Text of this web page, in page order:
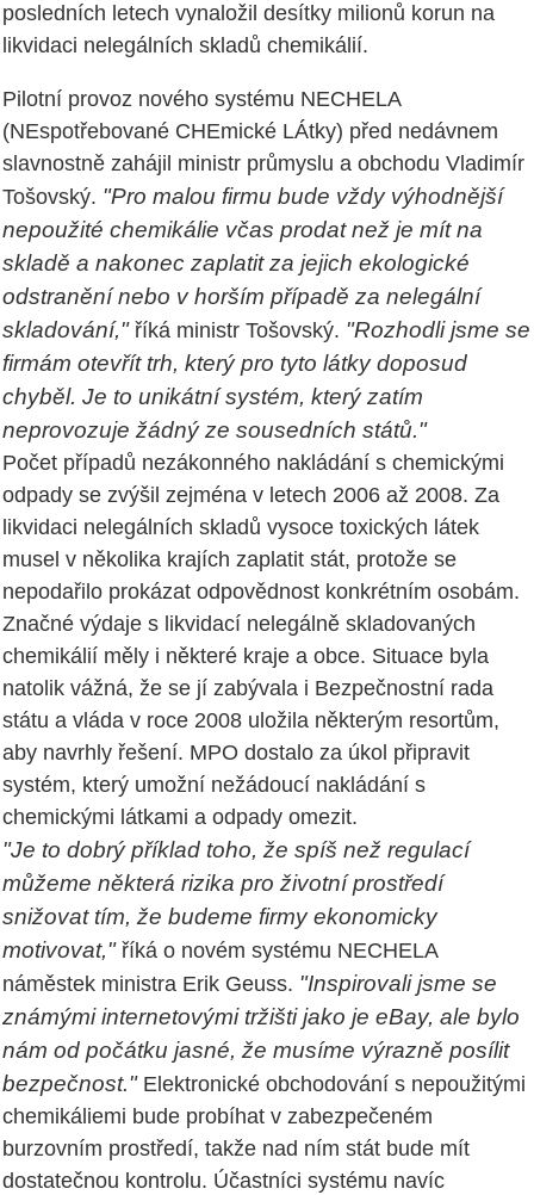
posledních letech vynaložil desítky milionů korun na
likvidaci nelegálních skladů chemikálií.
Pilotní provoz nového systému NECHELA
(NEspotřebované CHEmické LÁtky) před nedávnem
slavnostně zahájil ministr průmyslu a obchodu Vladimír
Tošovský. "Pro malou firmu bude vždy výhodnější
nepoužité chemikálie včas prodat než je mít na
skladě a nakonec zaplatit za jejich ekologické
odstranění nebo v horším případě za nelegální
skladování,"říká ministr Tošovský. "Rozhodli jsme se
firmám otevřít trh, který pro tyto látky doposud
chyběl. Je to unikátní systém, který zatím
neprovozuje žádný ze sousedních států."
Počet případů nezákonného nakládání s chemickými
odpady se zvýšil zejména v letech 2006 až 2008. Za
likvidaci nelegálních skladů vysoce toxických látek
musel v několika krajích zaplatit stát, protože se
nepodařilo prokázat odpovědnost konkrétním osobám.
Značné výdaje s likvidací nelegálně skladovaných
chemikálií měly i některé kraje a obce. Situace byla
natolik vážná, že se jí zabývala i Bezpečnostní rada
státu a vláda v roce 2008 uložila některým resortům,
aby navrhly řešení. MPO dostalo za úkol připravit
systém, který umožní nežádoucí nakládání s
chemickými látkami a odpady omezit.
"Je to dobrý příklad toho, že spíš než regulací
můžeme některá rizika pro životní prostředí
snižovat tím, že budeme firmy ekonomicky
motivovat,"říká o novém systému NECHELA
náměstek ministra Erik Geuss. "Inspirovali jsme se
známými internetovými tržišti jako je eBay, ale bylo
nám od počátku jasné, že musíme výrazně posílit
bezpečnost."Elektronické obchodování s nepoužitými
chemikáliemi bude probíhat v zabezpečeném
burzovním prostředí, takže nad ním stát bude mít
dostatečnou kontrolu. Účastníci systému navíc